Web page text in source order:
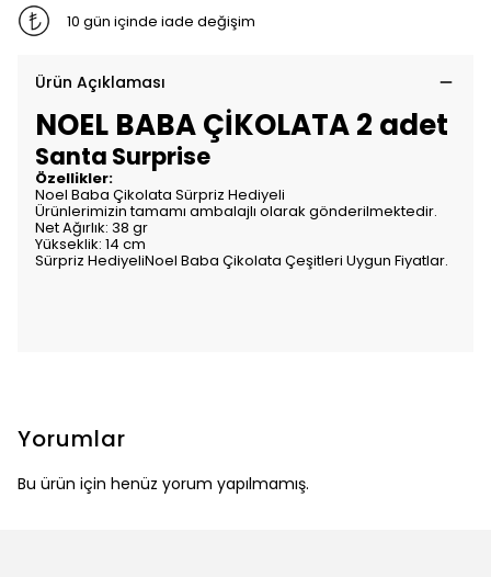
10 gün içinde iade değişim
Ürün Açıklaması
NOEL BABA ÇİKOLATA 2 adet
Santa Surprise
Özellikler:
Noel Baba Çikolata Sürpriz Hediyeli
Ürünlerimizin tamamı ambalajlı olarak gönderilmektedir.
Net Ağırlık: 38 gr
Yükseklik: 14 cm
Sürpriz HediyeliNoel Baba Çikolata Çeşitleri Uygun Fiyatlar.
Yorumlar
Bu ürün için henüz yorum yapılmamış.